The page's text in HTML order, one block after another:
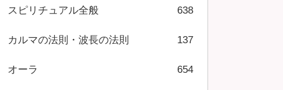
スピリチュアル全般 638
カルマの法則・波長の法則 137
オーラ 654